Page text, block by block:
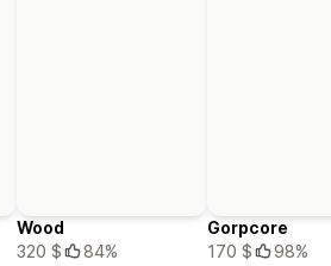
Wood
320 $
84%
Gorpcore
170 $
98%